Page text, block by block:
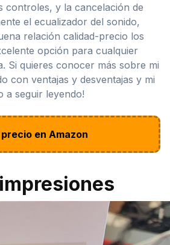
controles, y la cancelación de
el ecualizador del sonido,
relación calidad-precio los
opción para cualquier
Si quieres conocer más sobre mi
con ventajas y desventajas y mi
a seguir leyendo!
en Amazon